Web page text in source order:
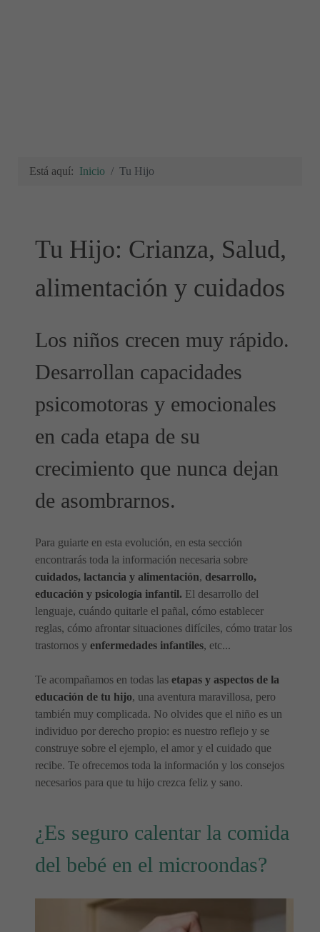
Está aquí: Inicio Tu Hijo
Tu Hijo: Crianza, Salud,
alimentación y cuidados
Los niños crecen muy rápido.
Desarrollan capacidades
psicomotoras y emocionales
en cada etapa de su
crecimiento que nunca dejan
de asombrarnos.
Para guiarte en esta evolución, en esta sección
encontrarás toda la información necesaria sobre
cuidados, lactancia y alimentación, desarrollo,
educación y psicología infantil. El desarrollo del
lenguaje, cuándo quitarle el pañal, cómo establecer
reglas, cómo afrontar situaciones difíciles, cómo tratar los
trastornos y enfermedades infantiles, etc...
Te acompañamos en todas las etapas y aspectos de la
educación de tu hijo, una aventura maravillosa, pero
también muy complicada. No olvides que el niño es un
individuo por derecho propio: es nuestro reflejo y se
construye sobre el ejemplo, el amor y el cuidado que
recibe. Te ofrecemos toda la información y los consejos
necesarios para que tu hijo crezca feliz y sano.
¿Es seguro calentar la comida
del bebé en el microondas?